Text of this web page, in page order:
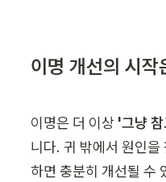
이명 개선의 시작
이명은 더 이상 '그냥
니다. 귀 밖에서 원인
하면 충분히 개선될 수